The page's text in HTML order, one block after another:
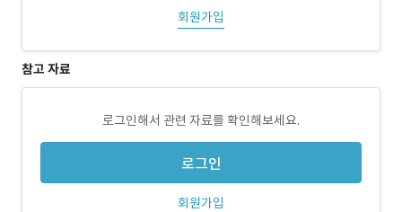
회원가입
참고 자료
로그인해서 관련 자료를 확인해보세요.
로그인
회원가입